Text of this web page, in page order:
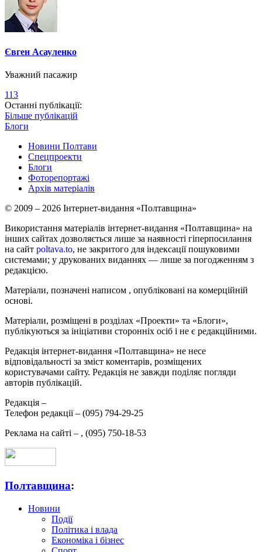
Євген Асауленко
Уважний пасажир
113
Останні публікації:
Більше публікацій
Блоги
Новини Полтави
Спецпроекти
Блоги
Фоторепортажі
Архів матеріалів
© 2009 – 2026 Інтернет-видання «Полтавщина»
Використання матеріалів інтернет-видання «Полтавщина» на
інших сайтах дозволяється лише за наявності гіперпосилання
на сайт poltava.to, не закритого для індексації пошуковими
системами; у друкованих виданнях — лише за погодженням з
редакцією.
Матеріали, позначені написом , опубліковані на комерційній
основі.
Матеріали, розміщені в розділах «Проекти» та «Блоги»,
публікуються за ініціативи сторонніх осіб і не є редакційними.
Редакція інтернет-видання «Полтавщина» не несе
відповідальності за зміст коментарів, розміщених
користувачами сайту. Редакція не завжди поділяє погляди
авторів публікацій.
Редакція –
Телефон редакції – (095) 794-29-25
Реклама на сайті – , (095) 750-18-53
Полтавщина:
Новини
Події
Політика і влада
Економіка і бізнес